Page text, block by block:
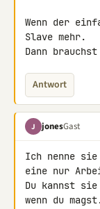
Wenn der
Slave mehr.
Dann
Antwort
J jonesGast
Ich nenne
eine nur
Du kannst
wenn du